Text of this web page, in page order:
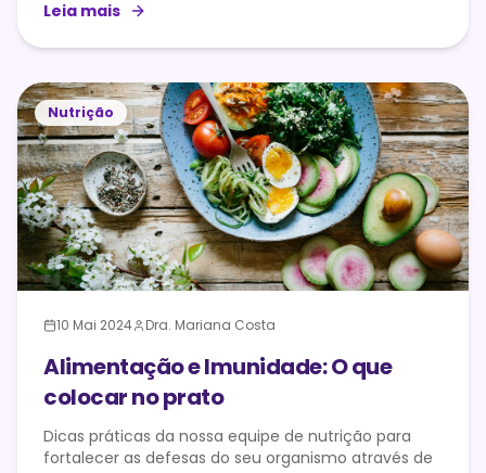
Leia mais
Nutrição
10 Mai 2024 Dra. Mariana Costa
Alimentação e Imunidade: O que
colocar no prato
Dicas práticas da nossa equipe de nutrição para
fortalecer as defesas do seu organismo através de